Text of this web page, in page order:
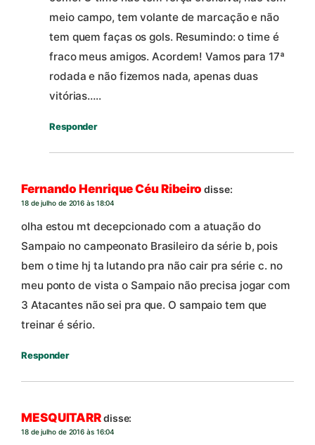
meio campo, tem volante de marcação e não
tem quem faças os gols. Resumindo: o time é
fraco meus amigos. Acordem! Vamos para 17ª
rodada e não fizemos nada, apenas duas
vitórias…..
Responder
Fernando Henrique Céu Ribeiro disse:
18 de julho de 2016 às 18:04
olha estou mt decepcionado com a atuação do
Sampaio no campeonato Brasileiro da série b, pois
bem o time hj ta lutando pra não cair pra série c. no
meu ponto de vista o Sampaio não precisa jogar com
3 Atacantes não sei pra que. O sampaio tem que
treinar é sério.
Responder
MESQUITARRdisse:
18 de julho de 2016 às 16:04